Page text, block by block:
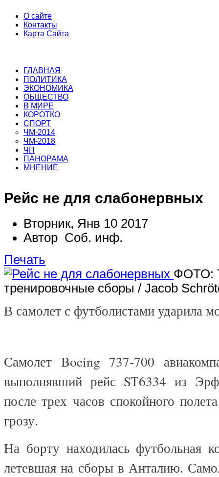
О сайте
Контакты
Карта Сайта
ГЛАВНАЯ
ПОЛИТИКА
ЭКОНОМИКА
ОБЩЕСТВО
В МИРЕ
КОРОТКО
СПОРТ
ЧМ-2014
ЧМ-2018
ЧП
ПАНОРАМА
МНЕНИЕ
Рейс не для слабонервных
Вторник, Янв 10 2017
Автор Соб. инф.
Печать
ФОТО:
тренировочные сборы / Jacob
В самолет с футболистами ударила
Самолет Boeing 737-700
выполнявший рейс ST6334 из
после трех часов спокойного
грозу.
На борту находилась футбольная
летевшая на сборы в Анталию.